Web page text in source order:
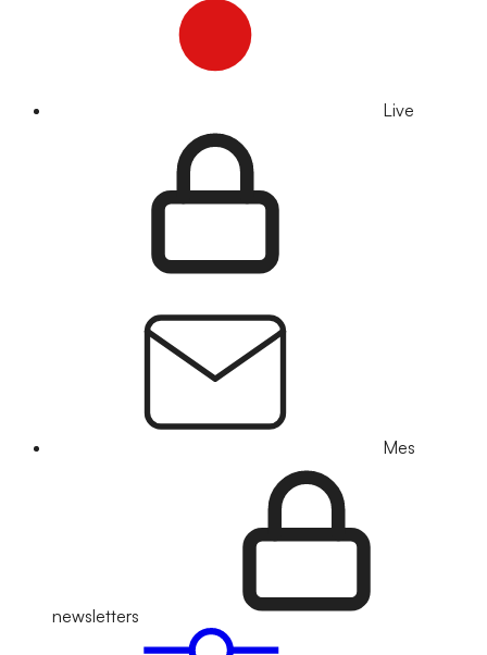
Live
Mes
newsletters